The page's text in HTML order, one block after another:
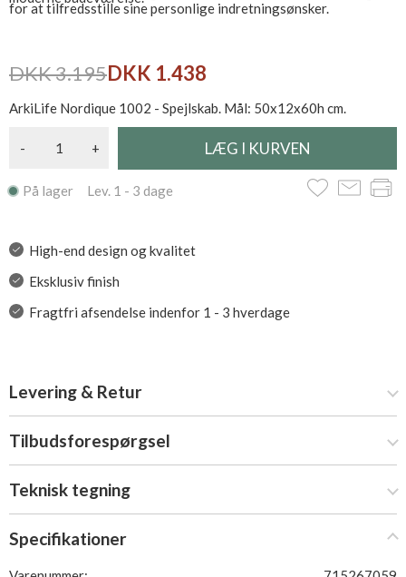
for at tilfredsstille sine personlige indretningsønsker.
DKK 3.195DKK 1.438
ArkiLife Nordique 1002 - Spejlskab. Mål: 50x12x60h cm.
- +
På lager Lev. 1 - 3 dage
High-end design og kvalitet
Eksklusiv finish
Fragtfri afsendelse indenfor 1 - 3 hverdage
Levering & Retur
Tilbudsforespørgsel
Teknisk tegning
Specifikationer